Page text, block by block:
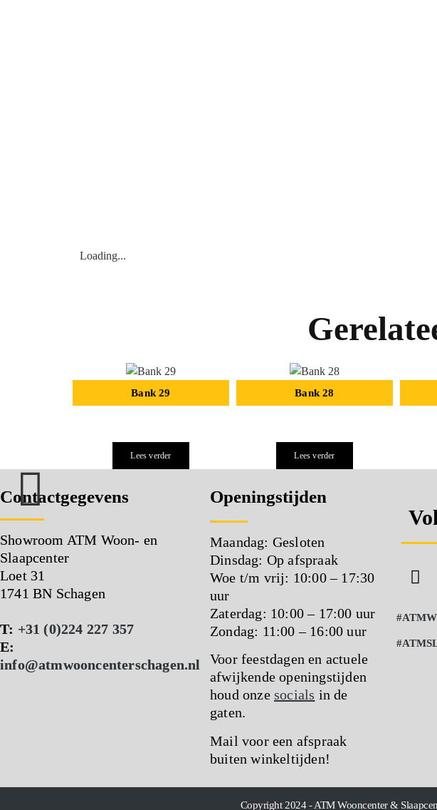
Loading...
Bank 29
Lees verder
Bank 28
Lees verder
Contactgegevens
Showroom ATM Woon- en
Slaapcenter
Loet 31
1741 BN Schagen
T: +31 (0)224 227 357
E:
info@atmwooncenterschagen.nl
Openingstijden
Maandag: Gesloten
Dinsdag: Op afspraak
Woe t/m vrij: 10:00 – 17:30
uur
Zaterdag: 10:00 – 17:00 uur
Zondag: 11:00 – 16:00 uur
Voor feestdagen en actuele
afwijkende openingstijden
houd onze socials in de
gaten.
Mail voor een afspraak
buiten winkeltijden!
Copyright 2024 - ATM Wooncenter &